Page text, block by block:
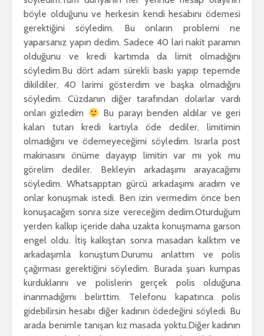
böyle olduğunu ve herkesin kendi hesabını ödemesi
gerektiğini söyledim. Bu onların problemi ne
yaparsanız yapın dedim. Sadece 40 lari nakit paramın
olduğunu ve kredi kartımda da limit olmadığını
söyledim.Bu dört adam sürekli baskı yapıp tepemde
dikildiler, 40 larimi gösterdim ve başka olmadığını
söyledim. Cüzdanın diğer tarafından dolarlar vardı
onları gizledim
Bu parayı benden aldılar ve geri
kalan tutarı kredi kartıyla öde dediler, limitimin
olmadığını ve ödemeyeceğimi söyledim. Israrla post
makinasını önüme dayayıp limitin var mı yok mu
görelim dediler. Bekleyin arkadaşımı arayacağımı
söyledim. Whatsapptan gürcü arkadaşımı aradım ve
onlar konuşmak istedi. Ben izin vermedim önce ben
konuşacağım sonra size vereceğim dedim.Oturduğum
yerden kalkıp içeride daha uzakta konuşmama garson
engel oldu. İtiş kalkıştan sonra masadan kalktım ve
arkadaşımla konuştum.Durumu anlattım ve polis
çağırması gerektiğini söyledim. Burada şuan kumpas
kurduklarını ve polislerin gerçek polis olduğuna
inanmadığımı belirttim. Telefonu kapatınca polis
gidebilirsin hesabı diğer kadının ödedeğini söyledi. Bu
arada benimle tanışan kız masada yoktu.Diğer kadının